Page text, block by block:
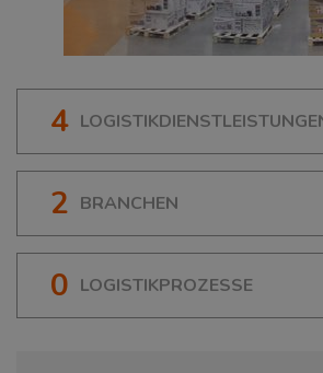
4
2 BRANCHEN
0 LOGISTIKPROZESSE